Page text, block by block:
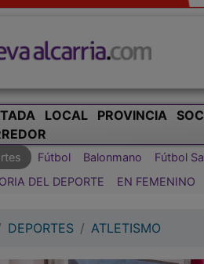
LOCAL PROVINCIA
Fútbol Balonmano Fútbol
DEL DEPORTE
EN FEMENINO
DEPORTES ATLETISMO